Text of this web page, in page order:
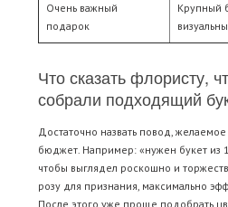
Очень важный
подарок
Крупный
Что сказать флористу,
собрали подходящий
Достаточно назвать повод,
бюджет. Например: «нужен букет из
чтобы выглядел роскошно и
розу для признания, максимально
После этого уже проще подобрать